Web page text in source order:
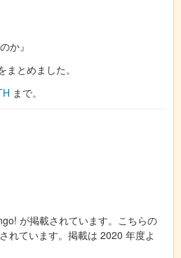
か』
とめました。
まで。
が掲載されています。こちらの
れています。掲載は 2020 年度よ